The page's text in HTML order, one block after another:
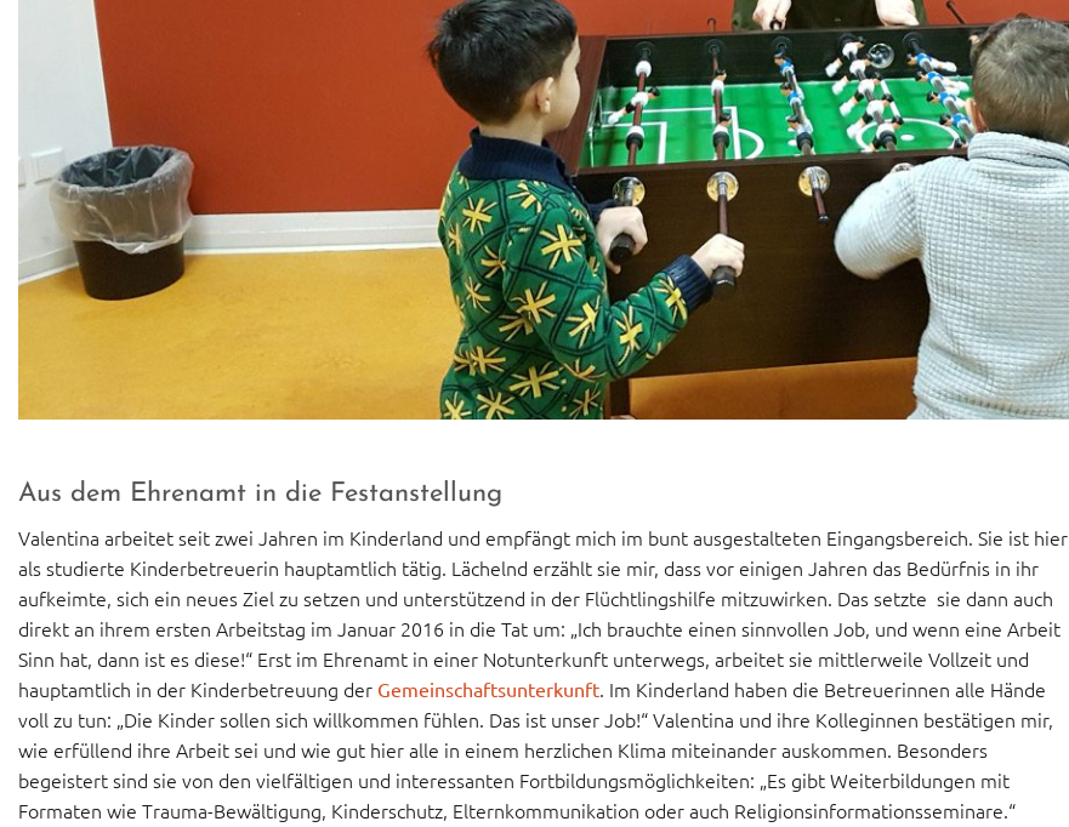
Aus dem Ehrenamt in die Festanstellung
Valentina arbeitet seit zwei Jahren im Kinderland und empfängt mich im bunt ausgestalteten Eingangsbereich. Sie ist hier
als studierte Kinderbetreuerin hauptamtlich tätig. Lächelnd erzählt sie mir, dass vor einigen Jahren das Bedürfnis in ihr
aufkeimte, sich ein neues Ziel zu setzen und unterstützend in der Flüchtlingshilfe mitzuwirken. Das setzte sie dann auch
direkt an ihrem ersten Arbeitstag im Januar 2016 in die Tat um: „Ich brauchte einen sinnvollen Job, und wenn eine Arbeit
Sinn hat, dann ist es diese!“ Erst im Ehrenamt in einer Notunterkunft unterwegs, arbeitet sie mittlerweile Vollzeit und
hauptamtlich in der Kinderbetreuung der Gemeinschaftsunterkunft. Im Kinderland haben die Betreuerinnen alle Hände
voll zu tun: „Die Kinder sollen sich willkommen fühlen. Das ist unser Job!“ Valentina und ihre Kolleginnen bestätigen mir,
wie erfüllend ihre Arbeit sei und wie gut hier alle in einem herzlichen Klima miteinander auskommen. Besonders
begeistert sind sie von den vielfältigen und interessanten Fortbildungsmöglichkeiten: „Es gibt Weiterbildungen mit
Formaten wie Trauma-Bewältigung, Kinderschutz, Elternkommunikation oder auch Religionsinformationsseminare.“